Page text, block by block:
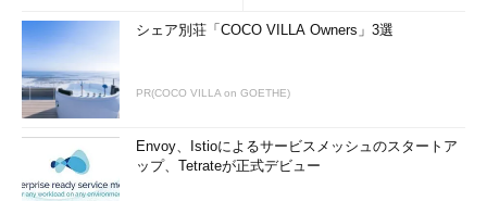
シェア別荘「COCO VILLA Owners」3選
PR(COCO VILLA on GOETHE)
Envoy、Istioによるサービスメッシュのスタートア
ップ、Tetrateが正式デビュー